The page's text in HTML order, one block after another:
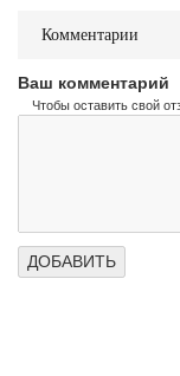
Комментарии
Ваш комментарий
Чтобы оставить свой